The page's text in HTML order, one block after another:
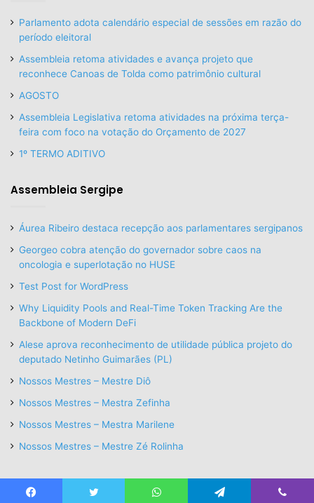
Parlamento adota calendário especial de sessões em razão do
período eleitoral
Assembleia retoma atividades e avança projeto que
reconhece Canoas de Tolda como patrimônio cultural
AGOSTO
Assembleia Legislativa retoma atividades na próxima terça-
feira com foco na votação do Orçamento de 2027
1º TERMO ADITIVO
Assembleia Sergipe
Áurea Ribeiro destaca recepção aos parlamentares sergipanos
Georgeo cobra atenção do governador sobre caos na
oncologia e superlotação no HUSE
Test Post for WordPress
Why Liquidity Pools and Real-Time Token Tracking Are the
Backbone of Modern DeFi
Alese aprova reconhecimento de utilidade pública projeto do
deputado Netinho Guimarães (PL)
Nossos Mestres – Mestre Diô
Nossos Mestres – Mestra Zefinha
Nossos Mestres – Mestra Marilene
Nossos Mestres – Mestre Zé Rolinha